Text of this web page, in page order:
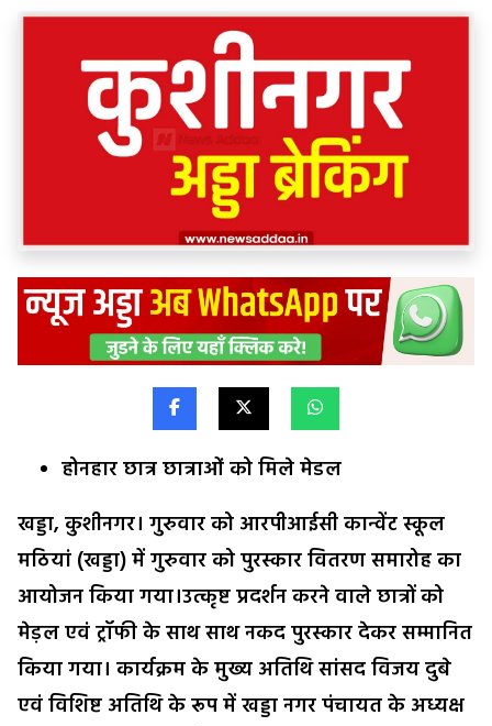
होनहार छात्र छात्राओं को मिले मेडल
खड्डा, कुशीनगर। गुरुवार को आरपीआईसी कान्वेंट स्कूल
मठियां (खड्डा) में गुरुवार को पुरस्कार वितरण समारोह का
आयोजन किया गया।उत्कृष्ट प्रदर्शन करने वाले छात्रों को
मेड़ल एवं ट्रॉफी के साथ साथ नकद पुरस्कार देकर सम्मानित
किया गया। कार्यक्रम के मुख्य अतिथि सांसद विजय दुबे
एवं विशिष्ट अतिथि के रूप में खड्डा नगर पंचायत के अध्यक्ष